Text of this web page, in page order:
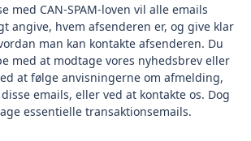
med CAN-SPAM-loven vil alle emails
angive, hvem afsenderen er, og give klar
man kan kontakte afsenderen. Du
med at modtage vores nyhedsbrev eller
at følge anvisningerne om afmelding,
emails, eller ved at kontakte os. Dog
essentielle transaktionsemails.